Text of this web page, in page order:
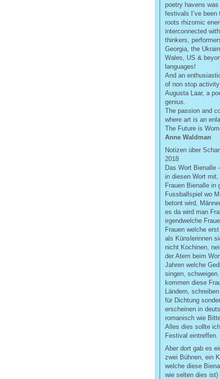
poetry havens
festivals I’ve
roots rhizomic
interconnected
thinkers,
Georgia, the
Wales, US &
languages!
And an
of non stop
Augusta Laar, a
genius.
The passion and
where art is an
The Future is
Anne Waldman
Notizen über
2018
Das Wort Bienalle
in diesen Wort
Frauen Bienalle in
Fussballspiel wo
betont wird,
es da wird man
irgendwelche
Frauen welche
als Künslerinnen
nicht Kochinen,
der Atem beim
Jahren welche
singen,
kommen diese
Ländern,
für Dichtung
erscheinen in
romanisch wie
Alles dies sollte
Festival eintreffen.
Aber dort gab es
zwei Bühnen, ein
welche diese
wie selten dies ist)